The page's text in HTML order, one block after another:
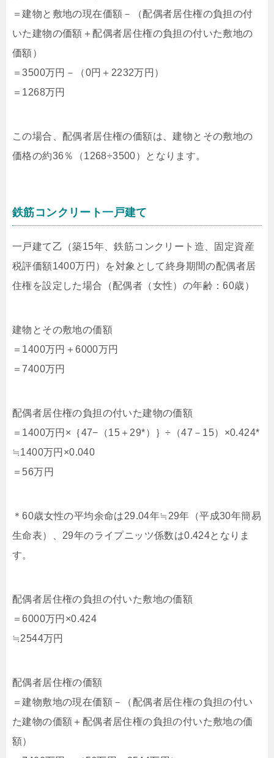
＝建物と敷地の現在価額－（配偶者居住権の負担の付
いた建物の価額＋配偶者居住権の負担の付いた敷地の
価額）
＝3500万円－（0円＋2232万円）
＝1268万円
この場合、配偶者居住権の価額は、建物とその敷地の
価格の約36％（1268÷3500）となります。
鉄筋コンクリート一戸建て
一戸建て乙（築15年、鉄筋コンクリート造、固定資産
税評価額1400万円）を対象として終身期間の配偶者居
住権を設定した場合（配偶者（女性）の年齢：60歳）
建物とその敷地の価額
＝1400万円＋6000万円
＝7400万円
配偶者居住権の負担の付いた建物の価額
＝1400万円×｛47−（15＋29*）｝÷（47－15）×0.424*
≒1400万円×0.040
＝56万円
＊60歳女性の平均余命は29.04年≒29年（平成30年簡易
生命表）、29年のライプニッツ係数は0.424となりま
す。
配偶者居住権の負担の付いた敷地の価額
＝6000万円×0.424
≒2544万円
配偶者居住権の価額
＝建物敷地の現在価額－（配偶者居住権の負担の付い
た建物の価額＋配偶者居住権の負担の付いた敷地の価
額）